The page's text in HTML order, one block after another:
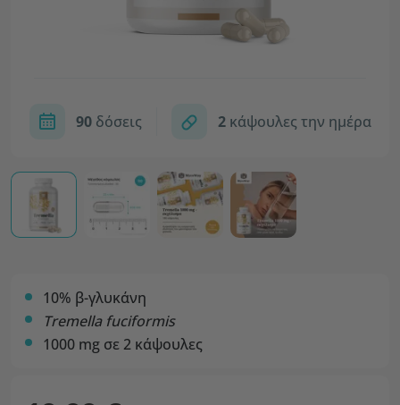
90δόσεις 2κάψουλες την ημέρα
10% β-γλυκάνη
Tremella fuciformis
1000 mg σε 2 κάψουλες